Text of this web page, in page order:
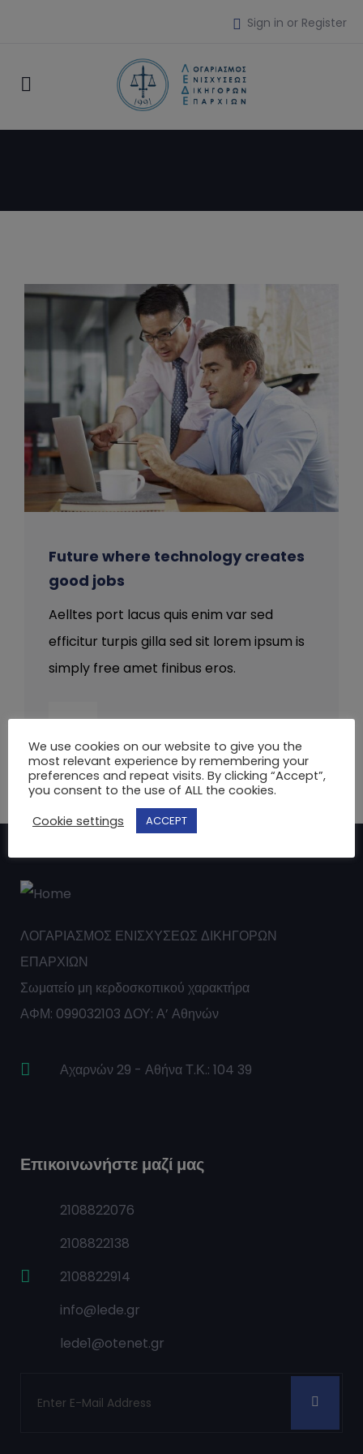
Sign in or Register
Future where technology creates
good jobs
Aelltes port lacus quis enim var sed
efficitur turpis gilla sed sit lorem ipsum is
simply free amet finibus eros.
ΛΟΓΑΡΙΑΣΜΟΣ ΕΝΙΣΧΥΣΕΩΣ ΔΙΚΗΓΟΡΩΝ
ΕΠΑΡΧΙΩΝ
Σωματείο μη κερδοσκοπικού χαρακτήρα
ΑΦΜ: 099032103 ΔΟΥ: Α’ Αθηνών
Αχαρνών 29 - Αθήνα Τ.Κ.: 104 39
Επικοινωνήστε μαζί μας
2108822076
2108822138
2108822914
info@lede.gr
lede1@otenet.gr
We use cookies on our website to give you the
most relevant experience by remembering your
preferences and repeat visits. By clicking “Accept”,
you consent to the use of ALL the cookies.
Cookie settings
ACCEPT